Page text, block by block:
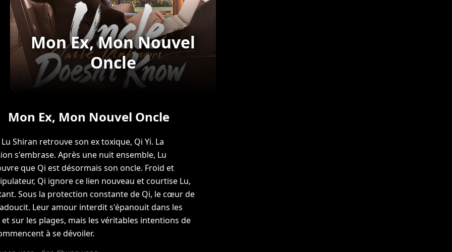
Mon Ex, Mon Nouvel
Oncle
Mon Ex, Mon Nouvel Oncle
Shiran retrouve son ex toxique, Qi Yi. La
s'embrase. Après une nuit ensemble, Lu
que Qi est désormais son oncle. Froid et
Qi ignore ce lien nouveau et courtise Lu,
Sous la protection constante de Qi, le cœur de
Leur amour interdit s'épanouit dans les
et sur les plages, mais les véritables intentions de
à se dévoiler.